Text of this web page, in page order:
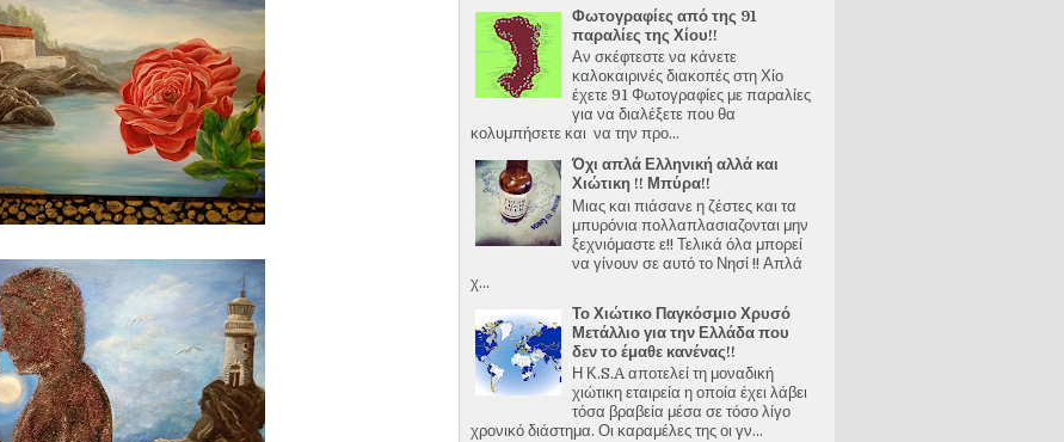
Φωτογραφίες από της 91
παραλίες της Χίου!!
Αν σκέφτεστε να κάνετε
καλοκαιρινές διακοπές στη Χίο
έχετε 91 Φωτογραφίες με παραλίες
για να διαλέξετε που θα
κολυμπήσετε και να την προ...
Όχι απλά Ελληνική αλλά και
Χιώτικη !! Μπύρα!!
Μιας και πιάσανε η ζέστες και τα
μπυρόνια πολλαπλασιαζονται μην
ξεχνιόμαστε ε!! Τελικά όλα μπορεί
να γίνουν σε αυτό το Νησί !! Απλά
χ...
Το Χιώτικο Παγκόσμιο Χρυσό
Μετάλλιο για την Ελλάδα που
δεν το έμαθε κανένας!!
Η Κ.S.A αποτελεί τη μοναδική
χιώτικη εταιρεία η οποία έχει λάβει
τόσα βραβεία μέσα σε τόσο λίγο
χρονικό διάστημα. Οι καραμέλες της οι γν...